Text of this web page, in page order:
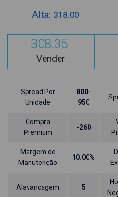
Alta: 318.00
308.35
Vender
Spread Por
Unidade
800-
950
Compra
Premium
-260
Margem de
Manutenção
10.00%
Alavancagem 5